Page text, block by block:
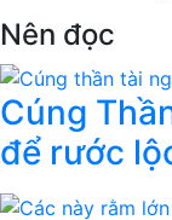
Nên đọc
Cúng
để rước